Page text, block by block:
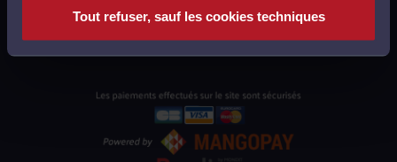
Tout refuser, sauf les cookies techniques
PLAN DU SITE
SUPPORT